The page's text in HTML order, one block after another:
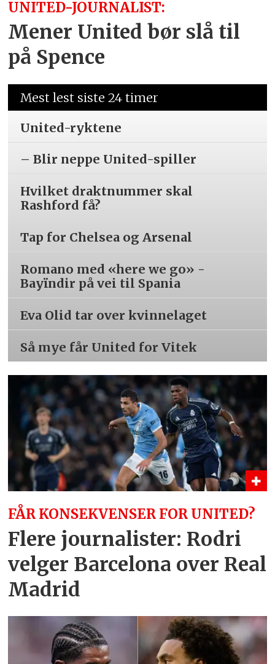
UNITED-JOURNALIST:
Mener United bør slå til
på Spence
Mest lest siste 24 timer
United-ryktene
– Blir neppe United-spiller
Hvilket draktnummer skal
Rashford få?
Tap for Chelsea og Arsenal
Romano med «here we go» -
Bayïndir på vei til Spania
Eva Olid tar over kvinnelaget
Så mye får United for Vitek
FÅR KONSEKVENSER FOR UNITED?
Flere journalister: Rodri
velger Barcelona over Real
Madrid